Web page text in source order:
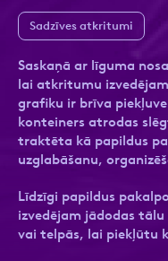
Sadzīves atkritumi
Saskaņā ar līguma
lai atkritumu
grafiku ir brīva
konteiners atrodas
traktēta kā papildus
uzglabāšanu,
Līdzīgi papildus
izvedējam jādodas
vai telpās, lai piekļūtu
E-pasts
Kontakttālrunis
Ziņa
E-pasts
Kontakttālrunis
Ziņa